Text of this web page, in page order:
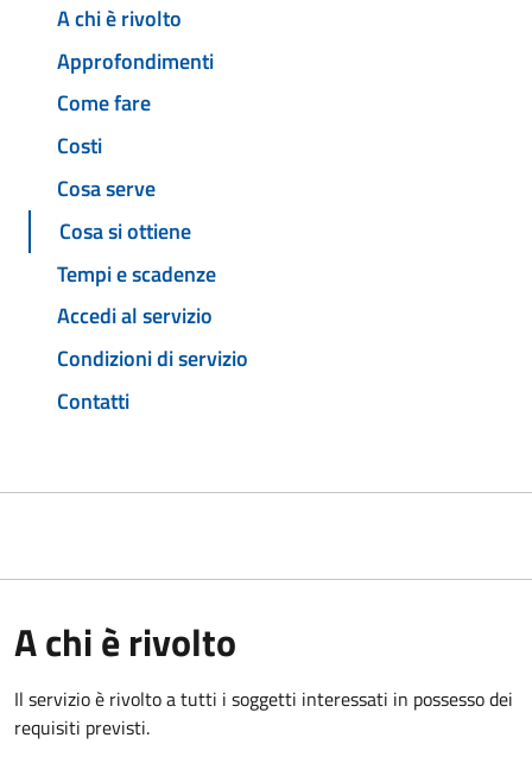
A chi è rivolto
Approfondimenti
Come fare
Costi
Cosa serve
Cosa si ottiene
Tempi e scadenze
Accedi al servizio
Condizioni di servizio
Contatti
A chi è rivolto
Il servizio è rivolto a tutti i soggetti interessati in possesso dei
requisiti previsti.